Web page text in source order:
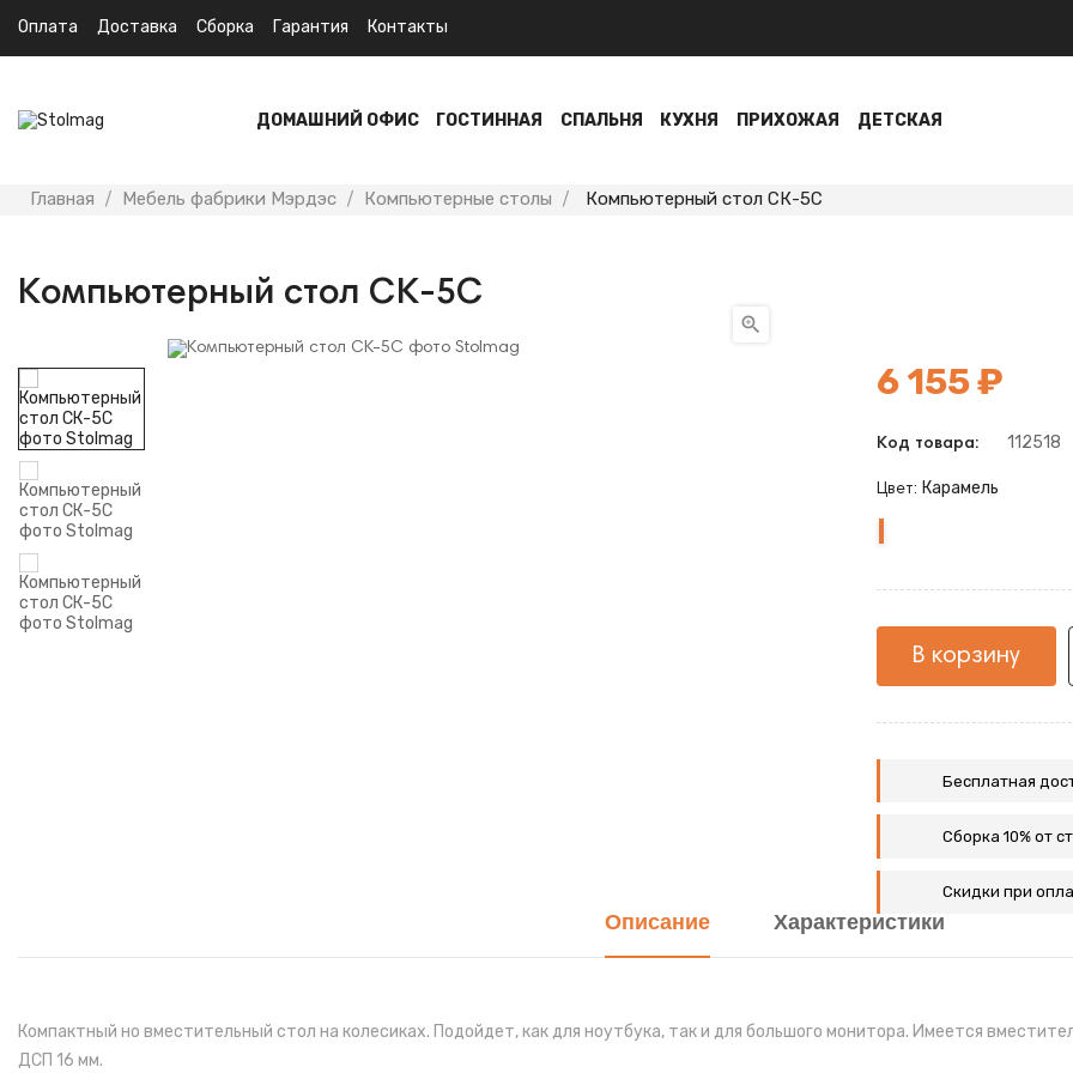
Оплата Доставка Сборка Гарантия Контакты
ДОМАШНИЙ ОФИС ГОСТИННАЯ СПАЛЬНЯ КУХНЯ ПРИХОЖАЯ ДЕТСКАЯ
Главная Мебель фабрики Мэрдэс Компьютерные столы Компьютерный стол СК-5С
Компьютерный стол СК-5С

6 155 ₽
Код товара: 112518
Цвет: Карамель
В корзину
Бесплатная
Сборка 10% от
Скидки при
Описание Характеристики
Компактный но вместительный стол на колесиках. Подойдет, как для ноутбука, так и для большого монитора. Имеется
ДСП 16 мм.